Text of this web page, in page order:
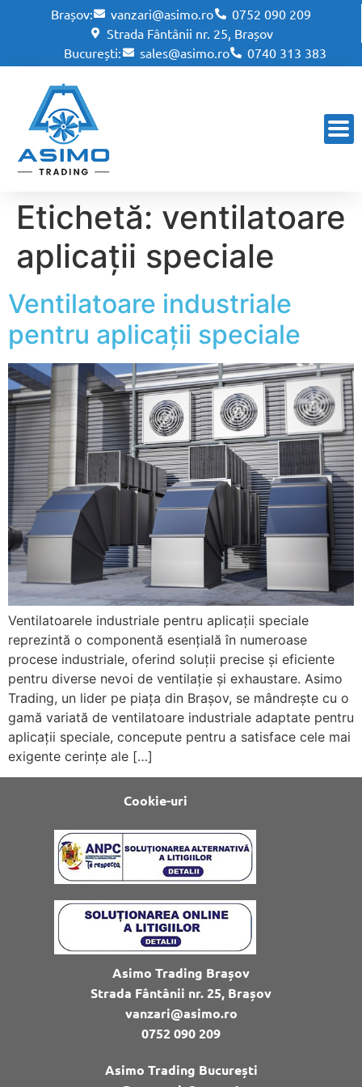
Brașov: vanzari@asimo.ro
0752 090 209
Strada Fântânii nr. 25, Brașov
București:
sales@asimo.ro 0740 313 383
Etichetă: ventilatoare
aplicații speciale
Ventilatoare industriale
pentru aplicații speciale
Ventilatoarele industriale pentru aplicații speciale
reprezintă o componentă esențială în numeroase
procese industriale, oferind soluții precise și eficiente
pentru diverse nevoi de ventilație și exhaustare. Asimo
Trading, un lider pe piața din Brașov, se mândrește cu o
gamă variată de ventilatoare industriale adaptate pentru
aplicații speciale, concepute pentru a satisface cele mai
exigente cerințe ale […]
Cookie-uri
Asimo Trading Brașov
Strada Fântânii nr. 25, Brașov
vanzari@asimo.ro
0752 090 209
Asimo Trading București